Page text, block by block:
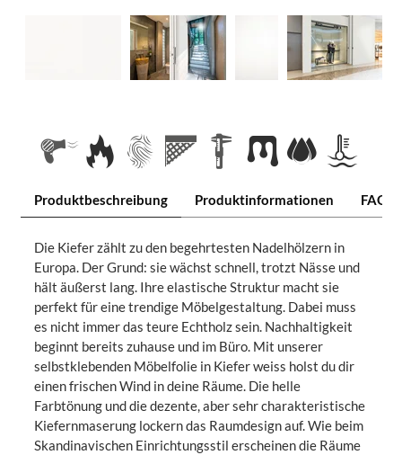
Produktbeschreibung Produktinformationen FAQ
Die Kiefer zählt zu den begehrtesten Nadelhölzern in
Europa. Der Grund: sie wächst schnell, trotzt Nässe und
hält äußerst lang. Ihre elastische Struktur macht sie
perfekt für eine trendige Möbelgestaltung. Dabei muss
es nicht immer das teure Echtholz sein. Nachhaltigkeit
beginnt bereits zuhause und im Büro. Mit unserer
selbstklebenden Möbelfolie in Kiefer weiss holst du dir
einen frischen Wind in deine Räume. Die helle
Farbtönung und die dezente, aber sehr charakteristische
Kiefernmaserung lockern das Raumdesign auf. Wie beim
Skandinavischen Einrichtungsstil erscheinen die Räume